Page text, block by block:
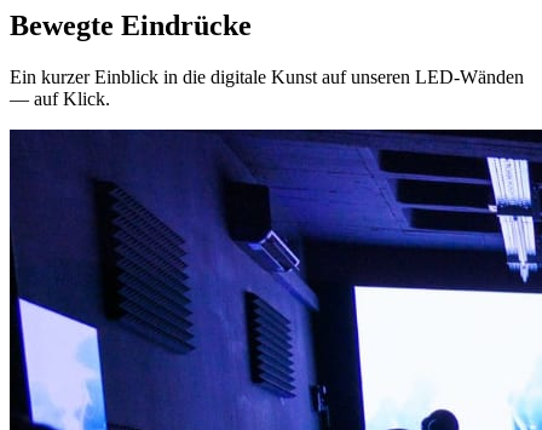
Bewegte Eindrücke
Ein kurzer Einblick in die digitale Kunst auf unseren LED-Wänden
— auf Klick.